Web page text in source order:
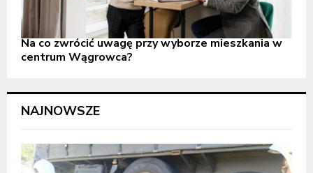
Na co zwrócić uwagę przy wyborze mieszkania w
centrum Wągrowca?
NAJNOWSZE